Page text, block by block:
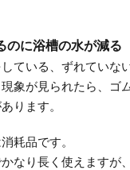
のに浴槽の水が減る
ている、ずれていな
象が見られたら、ゴ
ります。
耗品です。
なり長く使えますが